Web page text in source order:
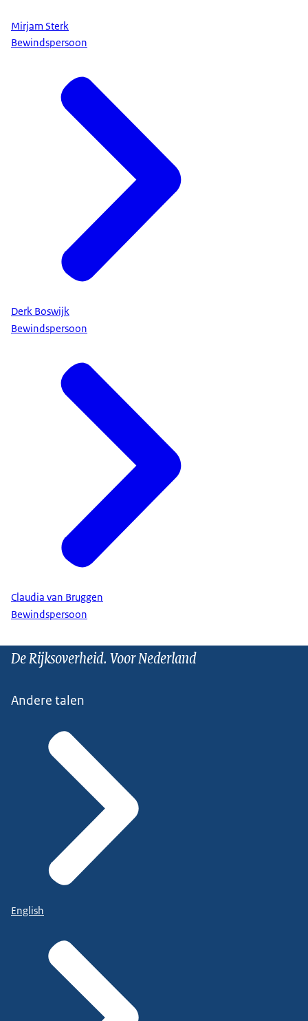
Mirjam Sterk
Bewindspersoon
Derk Boswijk
Bewindspersoon
Claudia van Bruggen
Bewindspersoon
De Rijksoverheid. Voor Nederland
Andere talen
English